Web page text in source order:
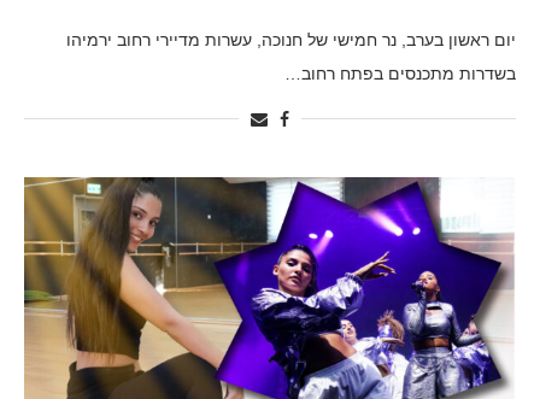
יום ראשון בערב, נר חמישי של חנוכה, עשרות מדיירי רחוב ירמיהו
בשדרות מתכנסים בפתח רחוב…